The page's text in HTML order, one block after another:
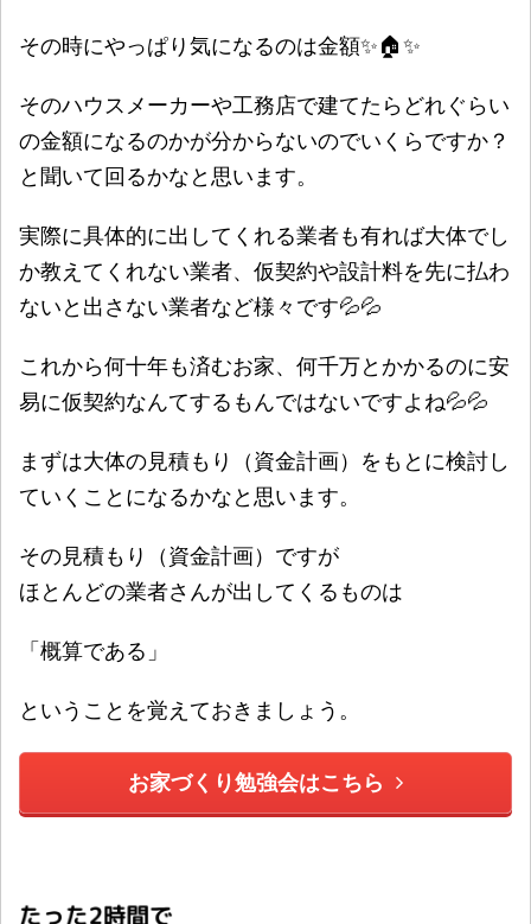
その時にやっぱり気になるのは金額✨🏠✨
そのハウスメーカーや工務店で建てたらどれぐらい
の金額になるのかが分からないのでいくらですか？
と聞いて回るかなと思います。
実際に具体的に出してくれる業者も有れば大体でし
か教えてくれない業者、仮契約や設計料を先に払わ
ないと出さない業者など様々です💦💦
これから何十年も済むお家、何千万とかかるのに安
易に仮契約なんてするもんではないですよね💦💦
まずは大体の見積もり（資金計画）をもとに検討し
ていくことになるかなと思います。
その見積もり（資金計画）ですが
ほとんどの業者さんが出してくるものは
「概算である」
ということを覚えておきましょう。
お家づくり勉強会はこちら